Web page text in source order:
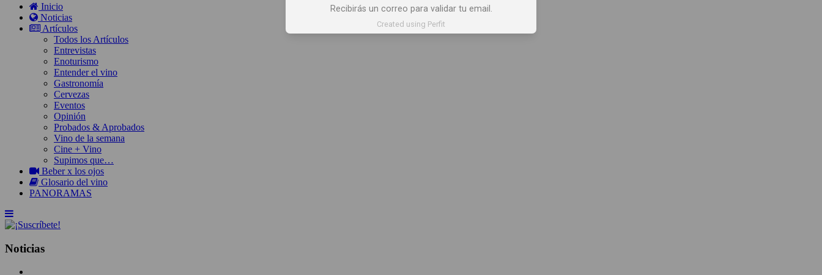
Inicio
Noticias
Artículos
Todos los Artículos
Entrevistas
Enoturismo
Entender el vino
Gastronomía
Cervezas
Eventos
Opinión
Probados & Aprobados
Vino de la semana
Cine + Vino
Supimos que…
Beber x los ojos
Glosario del vino
PANORAMAS
Noticias
Recibirás un correo para validar tu email.
Created using Perfit